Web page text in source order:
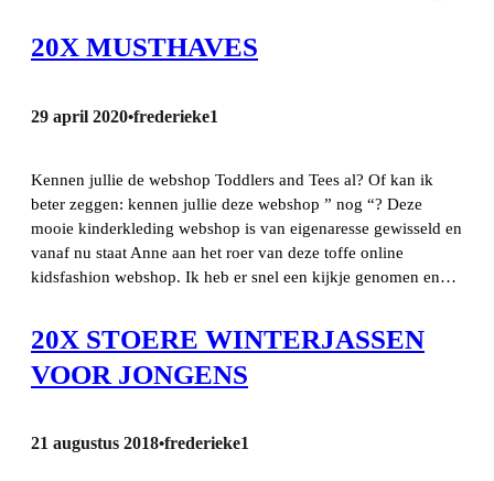
20X MUSTHAVES
29 april 2020•frederieke1
Kennen jullie de webshop Toddlers and Tees al? Of kan ik
beter zeggen: kennen jullie deze webshop ” nog “? Deze
mooie kinderkleding webshop is van eigenaresse gewisseld en
vanaf nu staat Anne aan het roer van deze toffe online
kidsfashion webshop. Ik heb er snel een kijkje genomen en…
20X STOERE WINTERJASSEN
VOOR JONGENS
21 augustus 2018•frederieke1